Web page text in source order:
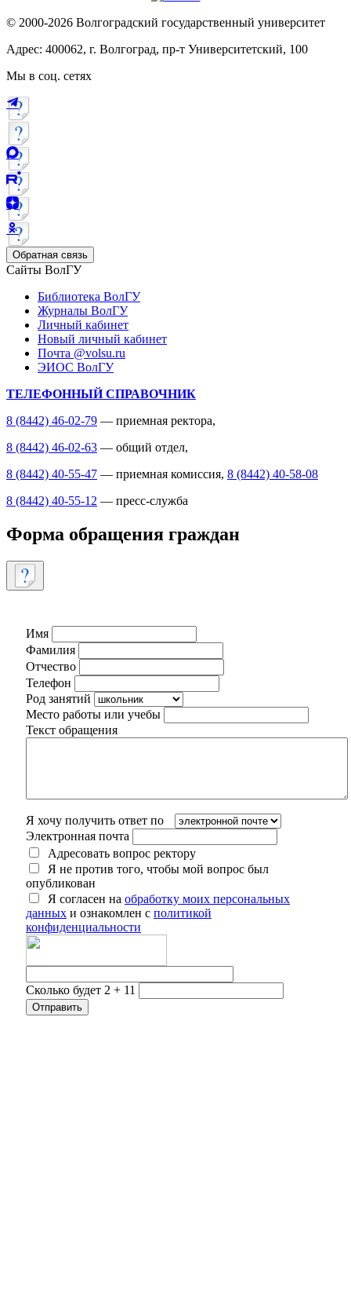
© 2000-2026 Волгоградский государственный университет
Адрес: 400062, г. Волгоград, пр-т Университетский, 100
Мы в соц. сетях
Обратная связь
Сайты ВолГУ
Библиотека ВолГУ
Журналы ВолГУ
Личный кабинет
Новый личный кабинет
Почта @volsu.ru
ЭИОС ВолГУ
ТЕЛЕФОННЫЙ СПРАВОЧНИК
8 (8442) 46-02-79 — приемная ректора,
8 (8442) 46-02-63 — общий отдел,
8 (8442) 40-55-47 — приемная комиссия, 8 (8442) 40-58-08
8 (8442) 40-55-12 — пресс-служба
Форма обращения граждан
Имя
Фамилия
Отчество
Телефон
Род занятий
Место работы или учебы
Текст обращения
Я хочу получить ответ по
Электронная почта
Адресовать вопрос ректору
Я не против того, чтобы мой вопрос был
опубликован
Я согласен на обработку моих персональных
данных и ознакомлен с политикой
конфиденциальности
Сколько будет 2 + 11